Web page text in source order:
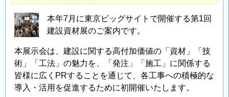
門
展
示
会
と
無
本年7月に東京ビッグサイトで開催する第1回
建設資材展のご案内です。
本展示会は、建設に関する高付加価値の「資材」「技
術」「工法」の魅力を、「発注」「施工」に関係する
皆様に広くPRすることを通じて、各工事への積極的な
導入・活用を促進するために初開催いたします。